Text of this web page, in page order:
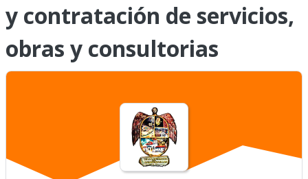
y contratación de servicios,
obras y consultorias